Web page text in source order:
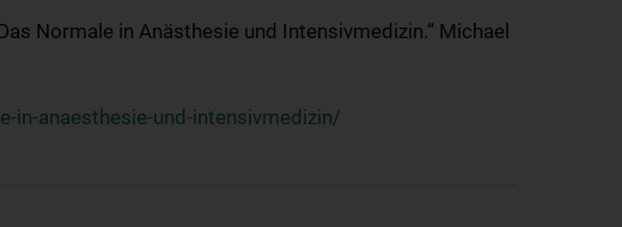
Normale in Anästhesie und Intensivmedizin.“ Michael
anaesthesie-und-intensivmedizin/